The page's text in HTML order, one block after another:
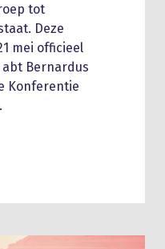
tot
Deze
mei officieel
Bernardus
Konferentie